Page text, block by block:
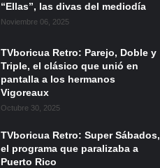
“Ellas”, las divas del mediodía
Noviembre 06, 2025
TVboricua Retro: Parejo, Doble y
Triple, el clásico que unió en
pantalla a los hermanos
Vigoreaux
Octubre 30, 2025
TVboricua Retro: Super Sábados,
el programa que paralizaba a
Puerto Rico